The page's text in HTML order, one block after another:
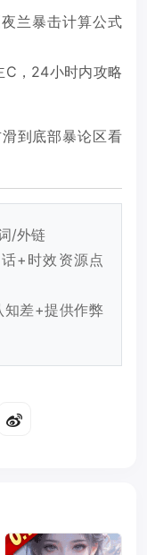
兰暴击计算公式
C，24小时内攻略
到底部暴论区看
/外链
+时效资源点
知差+提供作弊